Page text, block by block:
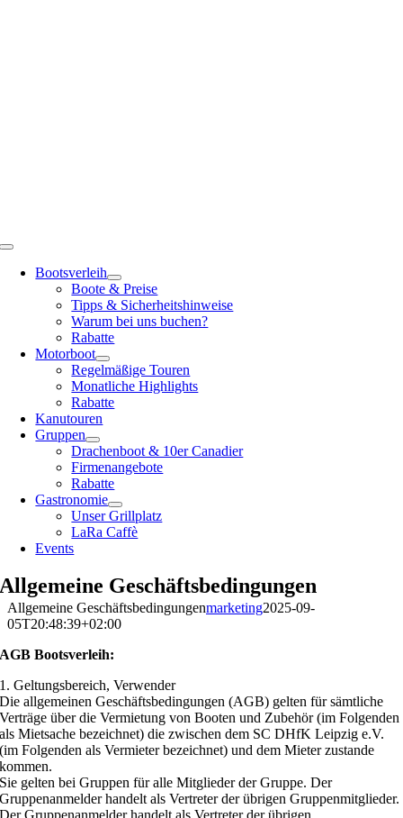
Toggle
NavigationBootsverleih
Boote & Preise
Tipps & Sicherheitshinweise
Warum bei uns buchen?
Rabatte
Motorboot
Regelmäßige Touren
Monatliche Highlights
Rabatte
Kanutouren
Gruppen
Drachenboot & 10er Canadier
Firmenangebote
Rabatte
Gastronomie
Unser Grillplatz
LaRa Caffè
Events
Allgemeine Geschäftsbedingungen
Allgemeine Geschäftsbedingungenmarketing2025-09-
05T20:48:39+02:00
AGB Bootsverleih:
1. Geltungsbereich, Verwender
Die allgemeinen Geschäftsbedingungen (AGB) gelten für sämtliche
Verträge über die Vermietung von Booten und Zubehör (im Folgenden
als Mietsache bezeichnet) die zwischen dem SC DHfK Leipzig e.V.
(im Folgenden als Vermieter bezeichnet) und dem Mieter zustande
kommen.
Sie gelten bei Gruppen für alle Mitglieder der Gruppe. Der
Gruppenanmelder handelt als Vertreter der übrigen Gruppenmitglieder.
Der Gruppenanmelder handelt als Vertreter der übrigen